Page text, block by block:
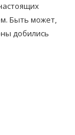
Быть может,
добились